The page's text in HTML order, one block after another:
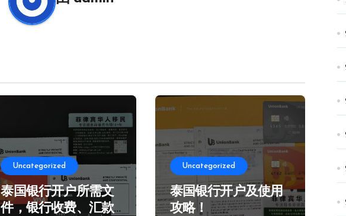
Uncategorized
泰国银行开户所需文
件，银行收费、汇款
Uncategorized
泰国银行开户及使用
攻略！